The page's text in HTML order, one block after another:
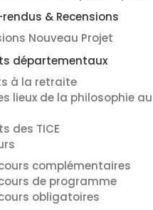
& Recensions
Nouveau Projet
départementaux
à la retraite
lieux de la philosophie au
des TICE
complémentaires
de programme
obligatoires